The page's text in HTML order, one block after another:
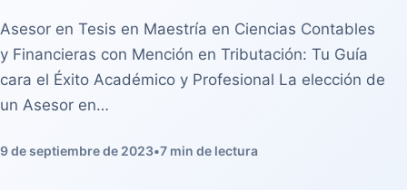
Asesor en Tesis en Maestría en Ciencias Contables
y Financieras con Mención en Tributación: Tu Guía
cara el Éxito Académico y Profesional La elección de
un Asesor en…
9 de septiembre de 2023•7 min de lectura